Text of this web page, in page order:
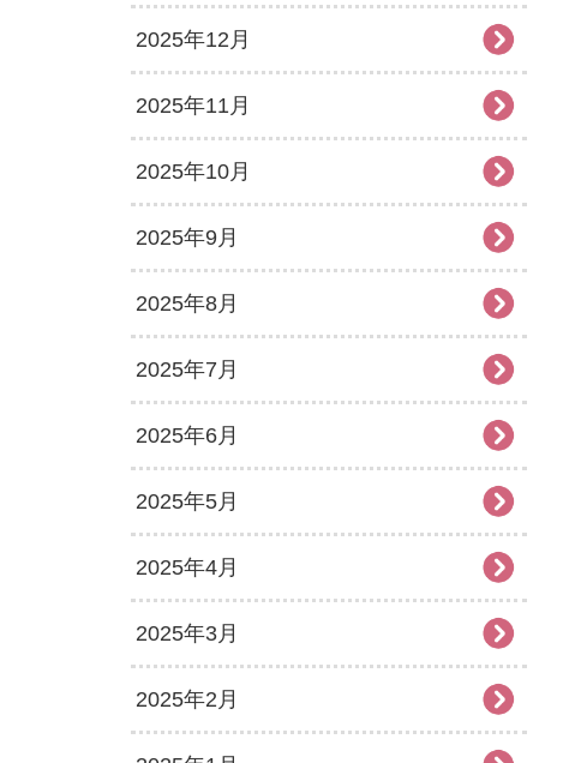
2025年12月
2025年11月
2025年10月
2025年9月
2025年8月
2025年7月
2025年6月
2025年5月
2025年4月
2025年3月
2025年2月